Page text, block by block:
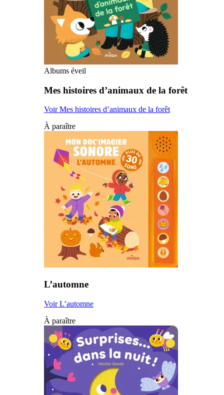
Albums éveil
Mes histoires d’animaux de la forêt
Voir Mes histoires d’animaux de la forêt
À paraître
L’automne
Voir L’automne
À paraître